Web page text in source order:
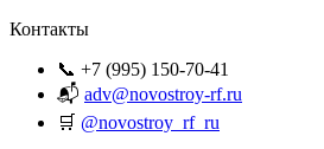
Контакты
📞 +7 (995) 150-70-41
📬 adv@novostroy-rf.ru
🛒 @novostroy_rf_ru